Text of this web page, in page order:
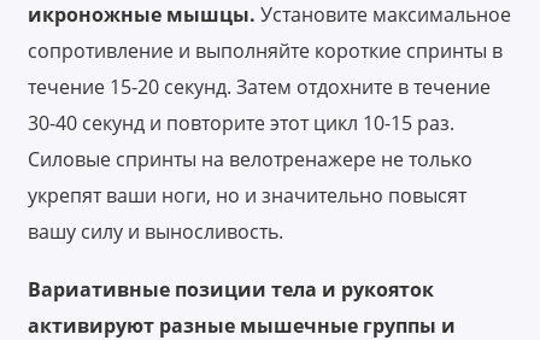
икроножные мышцы. Установите максимальное
сопротивление и выполняйте короткие спринты в
течение 15-20 секунд. Затем отдохните в течение
30-40 секунд и повторите этот цикл 10-15 раз.
Силовые спринты на велотренажере не только
укрепят ваши ноги, но и значительно повысят
вашу силу и выносливость.
Вариативные позиции тела и рукояток
активируют разные мышечные группы и